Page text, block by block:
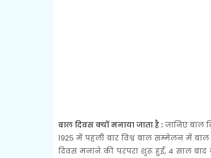
बाल दिवस क्यों मनाया जाता है : जानिए बाल
1925 में पहली बार विश्व बाल सम्मेलन में
दिवस मनाने की परंपरा शुरू हुई, 4 साल बाद